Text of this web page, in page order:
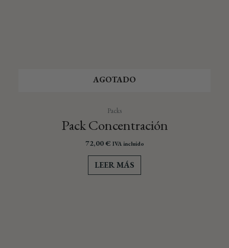
AGOTADO
Packs
Pack Concentración
72,00€ IVA incluido
LEER MÁS